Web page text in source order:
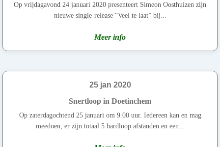
Op vrijdagavond 24 januari 2020 presenteert Simeon Oosthuizen zijn
nieuwe single-release “Veel te laat” bij...
Meer info
25 jan 2020
Snertloop in Doetinchem
Op zaterdagochtend 25 januari om 9.00 uur. Iedereen kan en mag
meedoen, er zijn totaal 5 hardloop afstanden en een...